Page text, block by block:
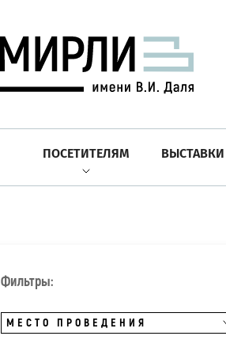
ПОСЕТИТЕЛЯМ ВЫСТАВКИ
Фильтры:
МЕСТО ПРОВЕДЕНИЯ